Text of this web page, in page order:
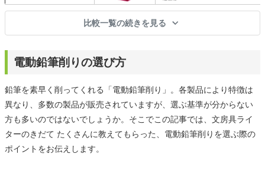
比較一覧の続きを見る
電動鉛筆削りの選び方
鉛筆を素早く削ってくれる「電動鉛筆削り」。各製品により特徴は
異なり、多数の製品が販売されていますが、選ぶ基準が分からない
方も多いのではないでしょうか。そこでこの記事では、文房具ライ
ターのきだて たくさんに教えてもらった、電動鉛筆削りを選ぶ際の
ポイントをお伝えします。